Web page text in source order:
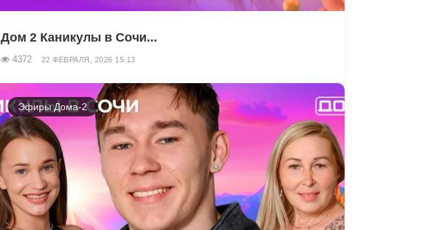
Дом 2 Каникулы в Сочи...
4372 22 ФЕВРАЛЯ, 2026 15:13
Эфиры Дома-2